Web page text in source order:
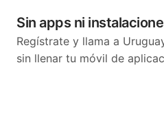
Sin apps ni
Regístrate y llama a
sin llenar tu móvil de